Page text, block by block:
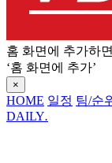
홈 화면에 추가하
‘홈 화면에 추가’
×
HOME 일정 팀/순
DAILY.